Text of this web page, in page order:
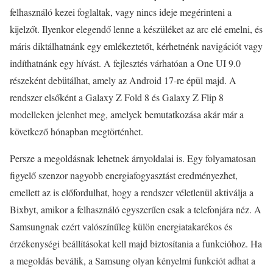
felhasználó kezei foglaltak, vagy nincs ideje megérinteni a
kijelzőt. Ilyenkor elegendő lenne a készüléket az arc elé emelni, és
máris diktálhatnánk egy emlékeztetőt, kérhetnénk navigációt vagy
indíthatnánk egy hívást. A fejlesztés várhatóan a One UI 9.0
részeként debütálhat, amely az Android 17-re épül majd. A
rendszer elsőként a Galaxy Z Fold 8 és Galaxy Z Flip 8
modelleken jelenhet meg, amelyek bemutatkozása akár már a
következő hónapban megtörténhet.
Persze a megoldásnak lehetnek árnyoldalai is. Egy folyamatosan
figyelő szenzor nagyobb energiafogyasztást eredményezhet,
emellett az is előfordulhat, hogy a rendszer véletlenül aktiválja a
Bixbyt, amikor a felhasználó egyszerűen csak a telefonjára néz. A
Samsungnak ezért valószínűleg külön energiatakarékos és
érzékenységi beállításokat kell majd biztosítania a funkcióhoz. Ha
a megoldás beválik, a Samsung olyan kényelmi funkciót adhat a